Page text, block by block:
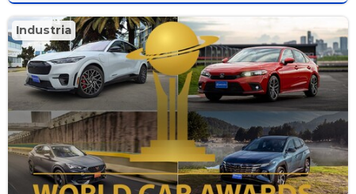
Industria